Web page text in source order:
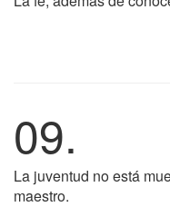
09.
La juventud no está
maestro.